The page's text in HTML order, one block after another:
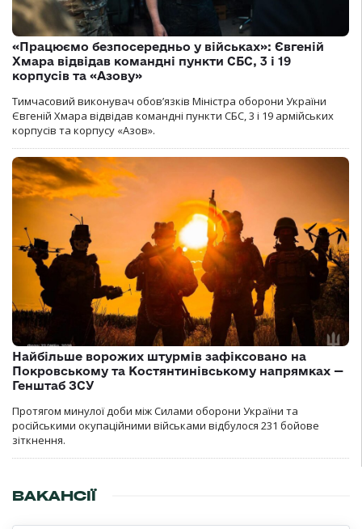
«Працюємо безпосередньо у військах»: Євгеній
Хмара відвідав командні пункти СБС, 3 і 19
корпусів та «Азову»
Тимчасовий виконувач обов’язків Міністра оборони України
Євгеній Хмара відвідав командні пункти СБС, 3 і 19 армійських
корпусів та корпусу «Азов».
Найбільше ворожих штурмів зафіксовано на
Покровському та Костянтинівському напрямках —
Генштаб ЗСУ
Протягом минулої доби між Силами оборони України та
російськими окупаційними військами відбулося 231 бойове
зіткнення.
ВАКАНСІЇ